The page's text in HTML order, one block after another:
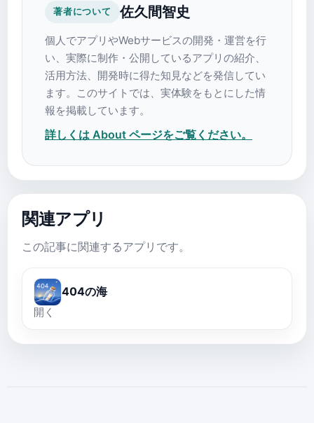
著者について 佐久間智史
個人でアプリやWebサービスの開発・運営を行
い、実際に制作・公開しているアプリの紹介、
活用方法、開発時に得た知見などを発信してい
ます。このサイトでは、実体験をもとにした情
報を掲載しています。
詳しくは About ページをご覧ください。
関連アプリ
この記事に関連するアプリです。
404の海
開く